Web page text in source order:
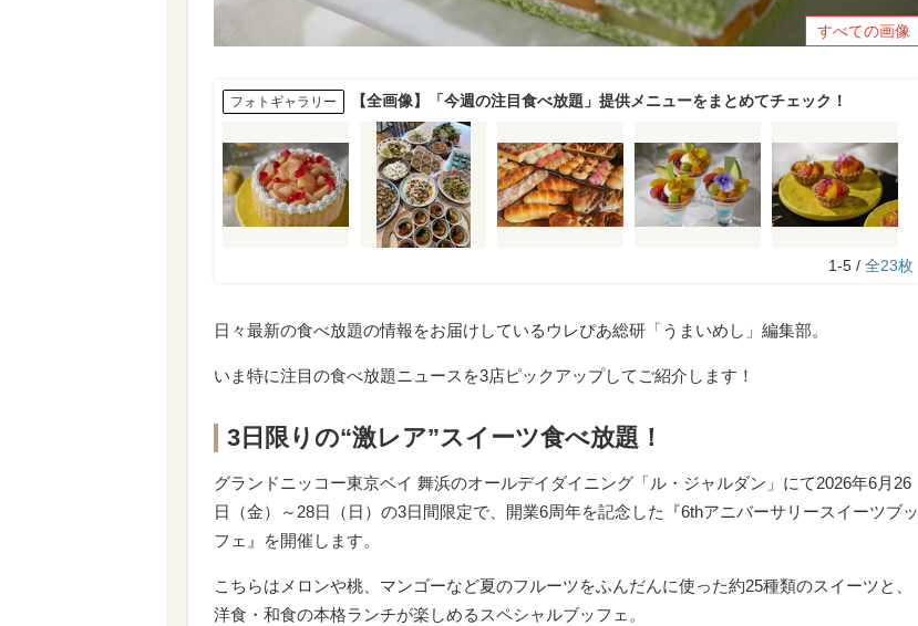
すべての画像
フォトギャラリー 【全画像】「今週の注目食べ放題」提供メニューをまとめてチェック！
1-5 / 全23枚
日々最新の食べ放題の情報をお届けしているウレぴあ総研「うまいめし」編集部。
いま特に注目の食べ放題ニュースを3店ピックアップしてご紹介します！
3日限りの“激レア”スイーツ食べ放題！
グランドニッコー東京ベイ 舞浜のオールデイダイニング「ル・ジャルダン」にて2026年6月26
日（金）～28日（日）の3日間限定で、開業6周年を記念した『6thアニバーサリースイーツブッ
フェ』を開催します。
こちらはメロンや桃、マンゴーなど夏のフルーツをふんだんに使った約25種類のスイーツと、
洋食・和食の本格ランチが楽しめるスペシャルブッフェ。